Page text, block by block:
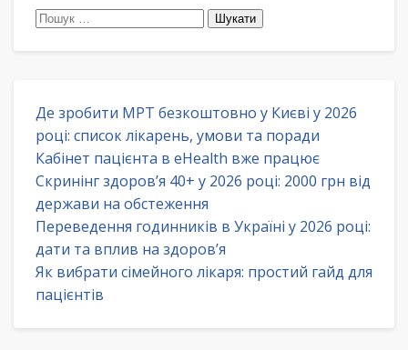
Пошук:
Де зробити МРТ безкоштовно у Києві у 2026
році: список лікарень, умови та поради
Кабінет пацієнта в eHealth вже працює
Скринінг здоров’я 40+ у 2026 році: 2000 грн від
держави на обстеження
Переведення годинників в Україні у 2026 році:
дати та вплив на здоров’я
Як вибрати сімейного лікаря: простий гайд для
пацієнтів